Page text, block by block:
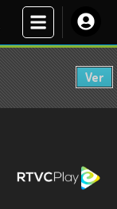
Ver